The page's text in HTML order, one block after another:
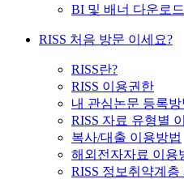
BI 및 배너 다운로드
RISS 처음 방문 이세요?
RISS란?
RISS 이용권한
내 관심논문 등록방
RISS 자료 유형별
복사/대출 이용방법
해외전자자료 이용
RISS 정보취약계